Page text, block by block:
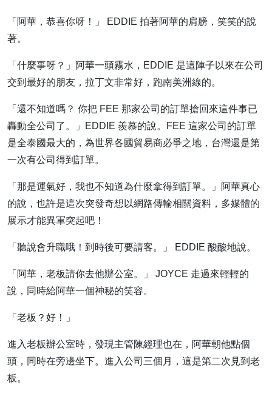
「阿華，恭喜你呀！」 EDDIE 拍著阿華的肩膀，笑笑的說
著。
「什麼事呀？」阿華一頭霧水，EDDIE 是這陣子以來在公司
交到最好的朋友，拉丁文非常好，跑南美洲線的。
「還不知道嗎？ 你把 FEE 那家公司的訂單搶回來這件事已
轟動全公司了。」EDDIE 羨慕的說。FEE 這家公司的訂單
是全泰國最大的，為世界各國貿易商必爭之地，台灣還是第
一次有公司得到訂單。
「那是運氣好，我也不知道為什麼拿得到訂單。」阿華真心
的說，也許是這次突發奇想以網路傳輸相關資料，多媒體的
展示才能異軍突起吧！
「聽說會升職哦！到時後可要請客。」 EDDIE 酸酸地說。
「阿華，老板請你去他辦公室。」 JOYCE 走過來輕輕的
說，同時給阿華一個神秘的笑容。
「老板？好！」
進入老板辦公室時，發現主管陳經理也在，阿華朝他點個
頭，同時在旁邊坐下。進入公司三個月，這是第二次見到老
板。